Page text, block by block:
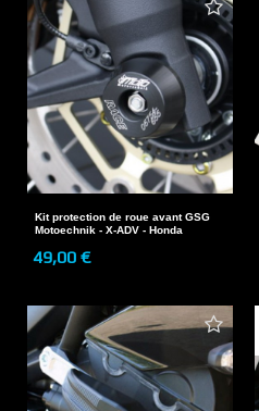
Kit protection de roue avant GSG
Motoechnik - X-ADV - Honda
49,00 €